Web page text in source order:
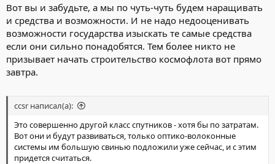
Вот вы и забудьте, а мы по чуть-чуть будем наращивать
и средства и возможности. И не надо недооценивать
возможности государства изыскать те самые средства
если они сильно понадобятся. Тем более никто не
призывает начать строительство космофлота вот прямо
завтра.
ccsr написал(а):
Это совершенно другой класс спутников - хотя бы по затратам.
Вот они и будут развиваться, только оптико-волоконные
системы им большую свинью подложили уже сейчас, и с этим
придется считаться.